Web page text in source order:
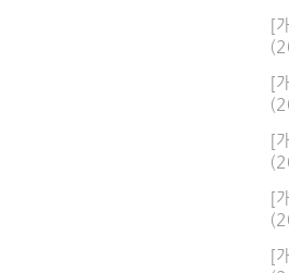
[
[
[
[
[